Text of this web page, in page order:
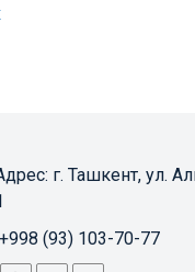
г. Ташкент, ул.
(93) 103-70-77